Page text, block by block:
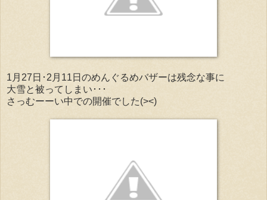
1月27日･2月11日のめんぐるめバザーは残念な事に
大雪と被ってしまい･･･
さっむーーい中での開催でした(><)